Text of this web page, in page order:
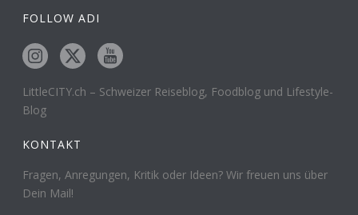
FOLLOW ADI
LittleCITY.ch – Schweizer Reiseblog, Foodblog und Lifestyle-
Blog
KONTAKT
Fragen, Anregungen, Kritik oder Ideen? Wir freuen uns über
Dein Mail!